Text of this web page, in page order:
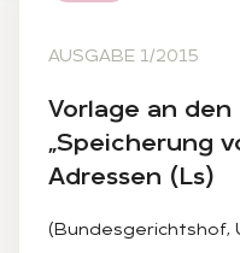
AUSGABE 1/2015
Vor­la­ge an den
„Spei­che­rung
Adres­sen (Ls)
(Bundesgerichtshof,